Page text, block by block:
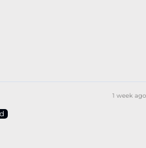
1 week ago